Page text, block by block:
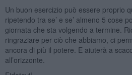
Un buon esercizio può essere proprio
ripetendo tra se’ e se’ almeno 5 cose
giornata che sta volgendo a termine.
ringraziare per ciò che abbiamo, ci
ancora di più il potere. E aiuterà a
all’orizzonte.